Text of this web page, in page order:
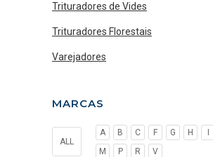
Trituradores de Vides
Trituradores Florestais
Varejadores
MARCAS
ALL
A B C F G H
M
P R V